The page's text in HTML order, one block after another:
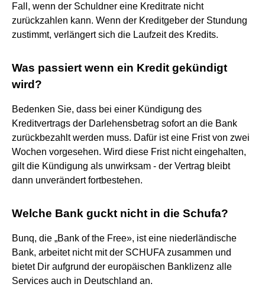
Fall, wenn der Schuldner eine Kreditrate nicht
zurückzahlen kann. Wenn der Kreditgeber der Stundung
zustimmt, verlängert sich die Laufzeit des Kredits.
Was passiert wenn ein Kredit gekündigt
wird?
Bedenken Sie, dass bei einer Kündigung des
Kreditvertrags der Darlehensbetrag sofort an die Bank
zurückbezahlt werden muss. Dafür ist eine Frist von zwei
Wochen vorgesehen. Wird diese Frist nicht eingehalten,
gilt die Kündigung als unwirksam - der Vertrag bleibt
dann unverändert fortbestehen.
Welche Bank guckt nicht in die Schufa?
Bunq, die „Bank of the Free», ist eine niederländische
Bank, arbeitet nicht mit der SCHUFA zusammen und
bietet Dir aufgrund der europäischen Banklizenz alle
Services auch in Deutschland an.